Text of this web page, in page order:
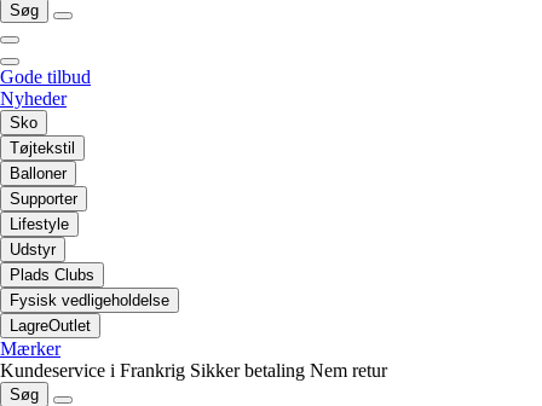
Søg
Gode tilbud
Nyheder
Sko
Tøjtekstil
Balloner
Supporter
Lifestyle
Udstyr
Plads Clubs
Fysisk vedligeholdelse
LagreOutlet
Mærker
Kundeservice i Frankrig Sikker betaling Nem retur
Søg